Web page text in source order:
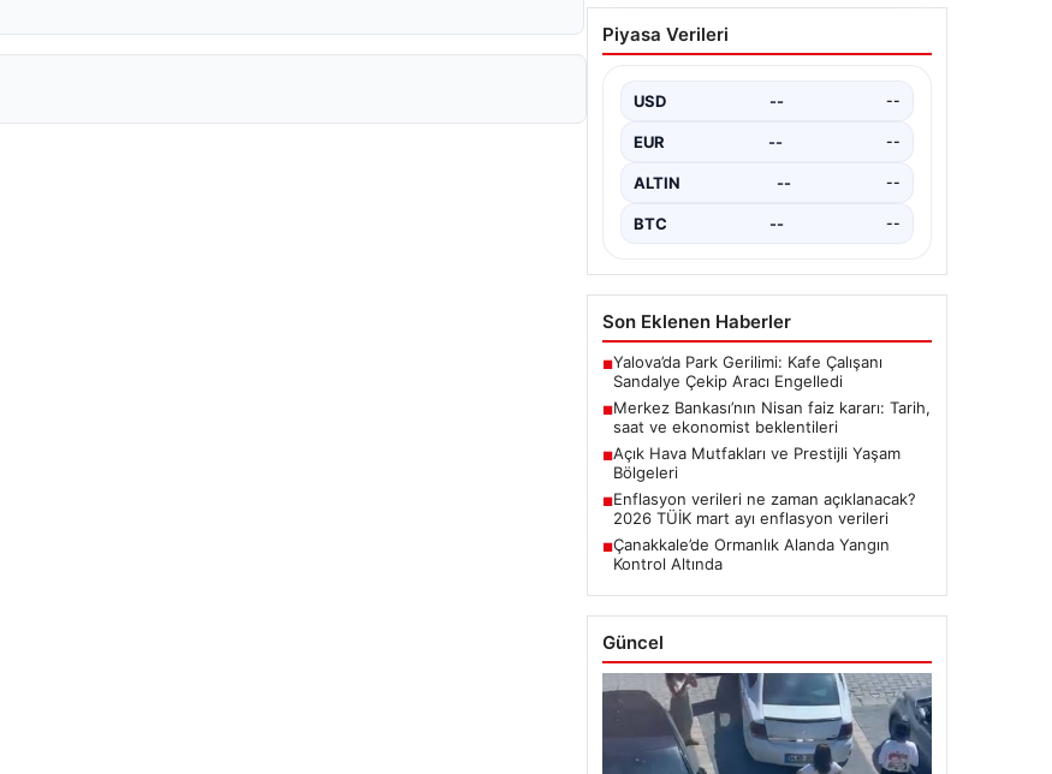
Açık Hava Mutfakları ve
Prestijli Yaşam Bölgeleri
bir gelişim yaşamaktadır. Özellikle
lüks evlerde bulunan ev sahipleri,…
Piyasa Verileri
USD -- --
EUR -- --
ALTIN -- --
BTC -- --
Son Eklenen Haberler
■Yalova’da Park Gerilimi: Kafe Çalışanı
Sandalye Çekip Aracı Engelledi
■Merkez Bankası’nın Nisan faiz kararı: Tarih,
saat ve ekonomist beklentileri
■Açık Hava Mutfakları ve Prestijli Yaşam
Bölgeleri
■Enflasyon verileri ne zaman açıklanacak?
2026 TÜİK mart ayı enflasyon verileri
■Çanakkale’de Ormanlık Alanda Yangın
Kontrol Altında
Güncel